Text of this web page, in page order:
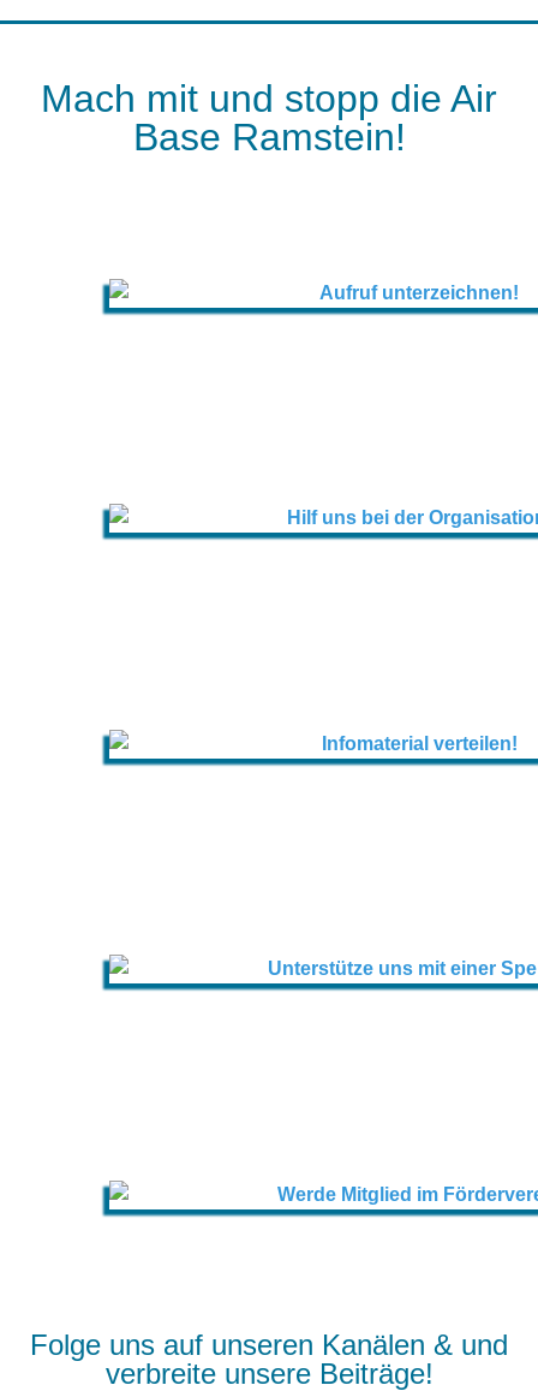
Mach mit und stopp die Air
Base Ramstein!
Folge uns auf unseren Kanälen & und
verbreite unsere Beiträge!